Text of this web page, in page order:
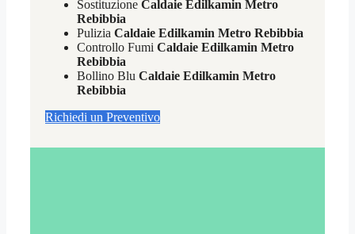
Sostituzione Caldaie Edilkamin Metro
Rebibbia
Pulizia Caldaie Edilkamin Metro Rebibbia
Controllo Fumi Caldaie Edilkamin Metro
Rebibbia
Bollino Blu Caldaie Edilkamin Metro
Rebibbia
Richiedi un Preventivo